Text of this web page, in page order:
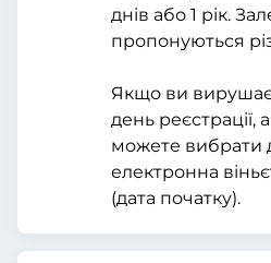
днів або 1 рік.
пропонуються
Якщо ви
день реєстрації,
можете вибрати
електронна
(дата початку).